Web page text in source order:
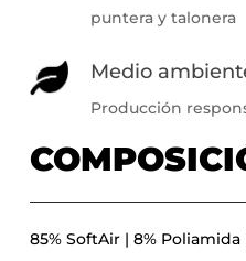
puntera y talonera
Medio
Producción
85% SoftAir | 8% Poliamida